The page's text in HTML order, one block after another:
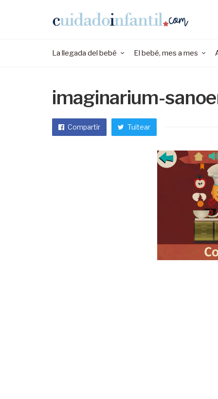
La llegada del bebé El bebé, mes a mes
imaginarium-
Compartir Tuitear